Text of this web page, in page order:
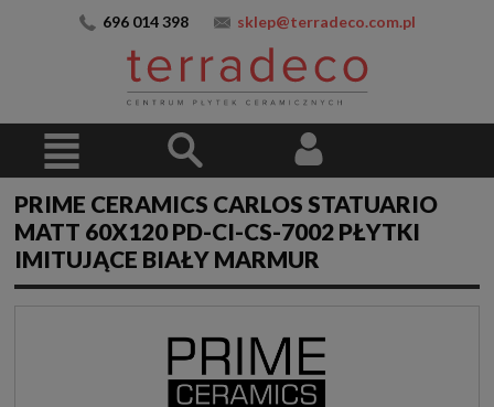
696 014 398 sklep@terradeco.com.pl
PRIME CERAMICS CARLOS STATUARIO
MATT 60X120 PD-CI-CS-7002 PŁYTKI
IMITUJĄCE BIAŁY MARMUR